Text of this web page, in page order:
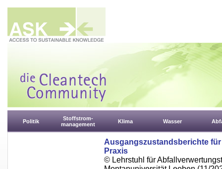
Politik
Stoffstrom-
management
Klima Wasser
Ausgangszustandsberichte
Praxis
© Lehrstuhl für